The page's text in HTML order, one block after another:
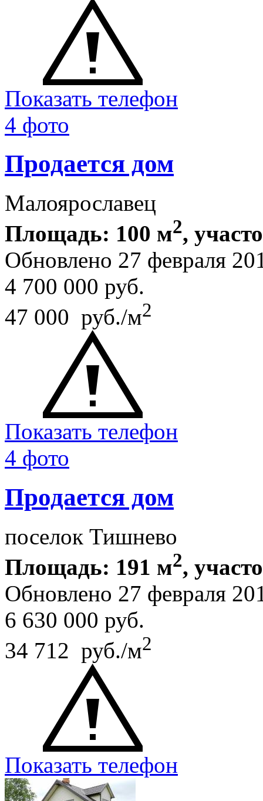
Показать телефон
4 фото
Продается дом
Малоярославец
Площадь: 100 м2,
Обновлено 27 февраля
4 700 000 руб.
47 000 руб./м2
Показать телефон
4 фото
Продается дом
поселок Тишнево
Площадь: 191 м2,
Обновлено 27 февраля
6 630 000 руб.
34 712 руб./м2
Показать телефон